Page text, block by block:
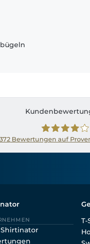
372Bewertungen auf